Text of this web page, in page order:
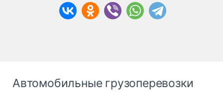
Автомобильные грузоперевозки